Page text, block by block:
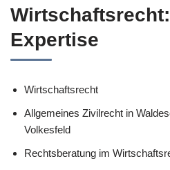
Expertise
Wirtschaftsrecht
Allgemeines Zivilrecht in
Volkesfeld
Rechtsberatung im